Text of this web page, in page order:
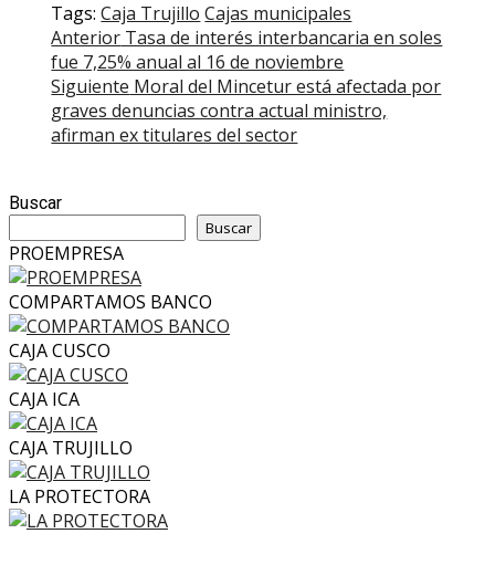
Tags:Caja Trujillo Cajas municipales
Post
navigation
Anterior Tasa de interés interbancaria en soles
fue 7,25% anual al 16 de noviembre
Siguiente Moral del Mincetur está afectada por
graves denuncias contra actual ministro,
afirman ex titulares del sector
Buscar
Buscar
PROEMPRESA
COMPARTAMOS BANCO
CAJA CUSCO
CAJA ICA
CAJA TRUJILLO
LA PROTECTORA